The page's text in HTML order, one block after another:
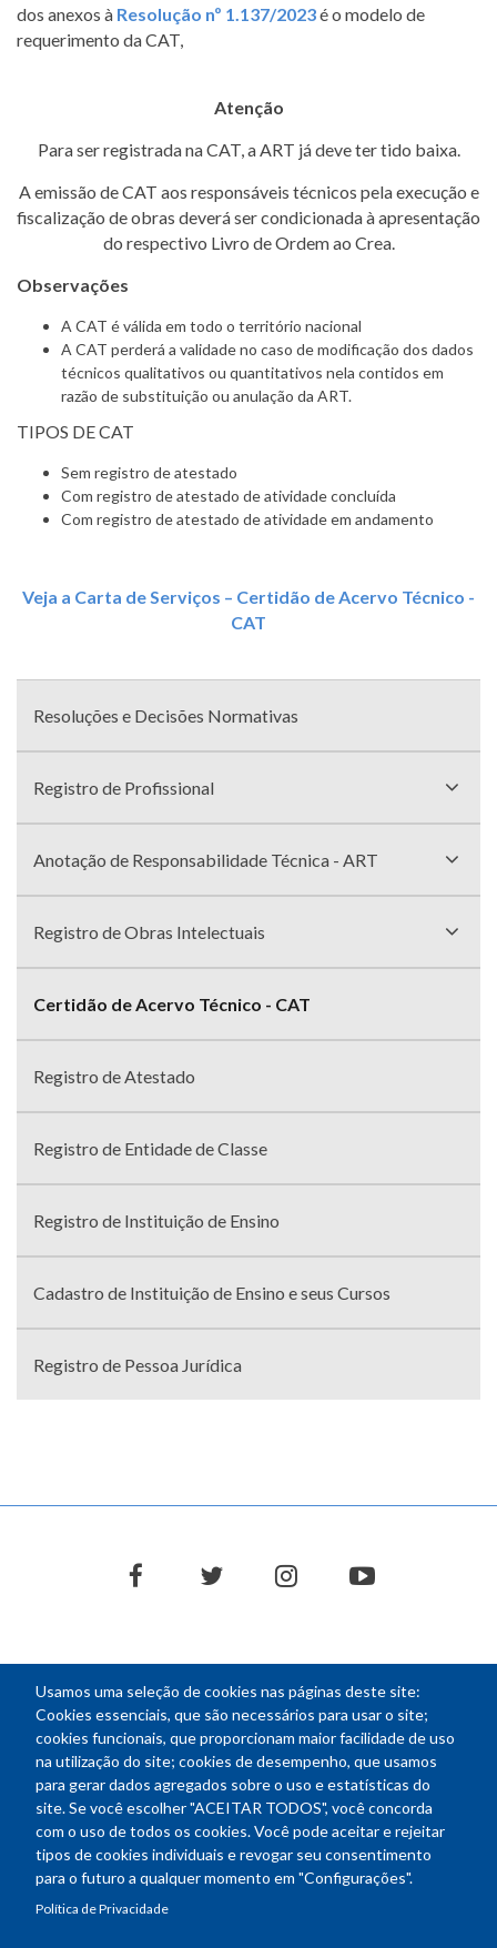
Usamos uma seleção de cookies nas páginas deste site:
Cookies essenciais, que são necessários para usar o site;
cookies funcionais, que proporcionam maior facilidade de uso
na utilização do site; cookies de desempenho, que usamos
para gerar dados agregados sobre o uso e estatísticas do
site. Se você escolher "ACEITAR TODOS", você concorda
com o uso de todos os cookies. Você pode aceitar e rejeitar
tipos de cookies individuais e revogar seu consentimento
para o futuro a qualquer momento em "Configurações".
Política de Privacidade
dos anexos à Resolução nº 1.137/2023é o modelo de
requerimento da CAT,
Atenção
Para ser registrada na CAT, a ART já deve ter tido baixa.
A emissão de CAT aos responsáveis técnicos pela execução e
fiscalização de obras deverá ser condicionada à apresentação
do respectivo Livro de Ordem ao Crea.
Observações
A CAT é válida em todo o território nacional
A CAT perderá a validade no caso de modificação dos dados
técnicos qualitativos ou quantitativos nela contidos em
razão de substituição ou anulação da ART.
TIPOS DE CAT
Sem registro de atestado
Com registro de atestado de atividade concluída
Com registro de atestado de atividade em andamento
Veja a Carta de Serviços – Certidão de Acervo Técnico -
CAT
comResoluções e Decisões Normativas
Registro de Profissional
Anotação de Responsabilidade Técnica - ART
Registro de Obras Intelectuais
Certidão de Acervo Técnico - CAT
Registro de Atestado
Registro de Entidade de Classe
Registro de Instituição de Ensino
Cadastro de Instituição de Ensino e seus Cursos
Registro de Pessoa Jurídica
facebooktwitter instagramyoutube
NEWSLETTER
Endereço: SEPN 508, Bloco A
70740-541 - Brasília-DF